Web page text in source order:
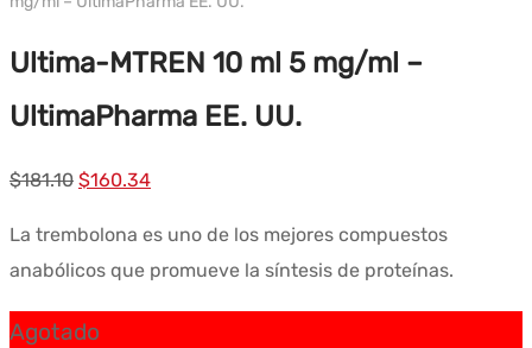
Ultima-MTREN 10 ml 5 mg/ml –
UltimaPharma EE. UU.
$181.10 El
$181.10.
$160.34El
es:
La trembolona es uno de los mejores compuestos
anabólicos que promueve la síntesis de proteínas.
Agotado